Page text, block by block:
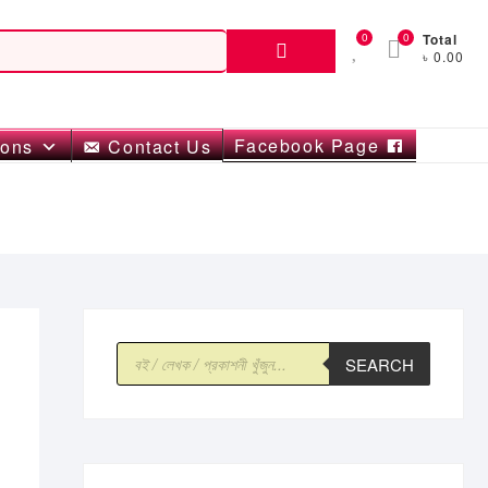
Search
0 Total
৳ 0.00
0
Contact Us Facebook Page
Products
search SEARCH